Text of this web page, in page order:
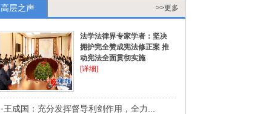
高层之声 >>更多
法学法律界专家学者：坚决
拥护完全赞成宪法修正案 推
动宪法全面贯彻实施
[详细]
·王成国：充分发挥督导利剑作用，全力...